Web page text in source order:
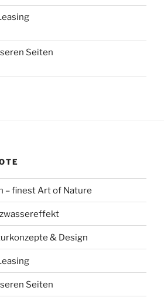
Seiten
– finest Art of Nature
& Design
Seiten